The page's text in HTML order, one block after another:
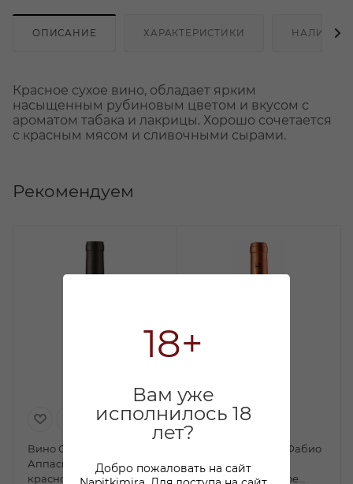
18+
Вам уже
исполнилось 18
лет?
Добро пожаловать на сайт
ОПИСАНИЕ ХАРАКТЕРИСТИКИ НАЛИЧИЕ
Красное сухое вино, обладает ярким
насыщенным рубиновым цветом и вкусом с
ароматом табака и лакрицы. Хорошо сочетается
с красным мясом и сливочными сырами.
Рекомендуем
Вино Селлата
Аппасименто Пулия
красное полусухое 0,75л
Вино Ле Гоннаре Фабио
Мотта Болгери
Супериоре красное